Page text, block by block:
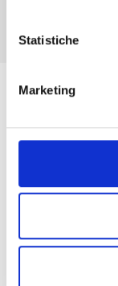
Statistiche
Marketing